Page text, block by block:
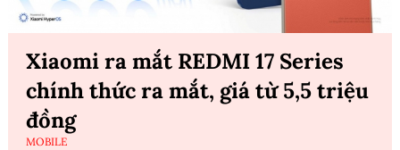
Xiaomi ra mắt REDMI 17 Series
chính thức ra mắt, giá từ 5,5 triệu
đồng
MOBILE